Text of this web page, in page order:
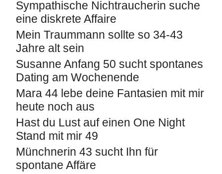
Sympathische Nichtraucherin suche
eine diskrete Affaire
Mein Traummann sollte so 34-43
Jahre alt sein
Susanne Anfang 50 sucht spontanes
Dating am Wochenende
Mara 44 lebe deine Fantasien mit mir
heute noch aus
Hast du Lust auf einen One Night
Stand mit mir 49
Münchnerin 43 sucht Ihn für
spontane Affäre